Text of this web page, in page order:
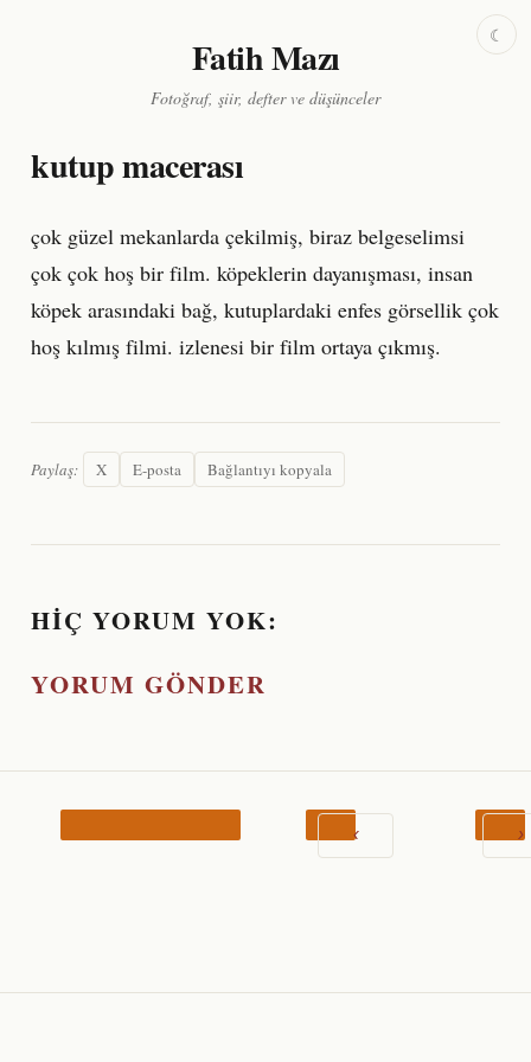
Fatih Mazı
Fotoğraf, şiir, defter ve düşünceler
kutup macerası
çok güzel mekanlarda çekilmiş, biraz belgeselimsi
çok çok hoş bir film. köpeklerin dayanışması, insan
köpek arasındaki bağ, kutuplardaki enfes görsellik çok
hoş kılmış filmi. izlenesi bir film ortaya çıkmış.
Paylaş: X E-posta Bağlantıyı kopyala
HIÇ YORUM YOK:
YORUM GÖNDER
‹ ›
☾